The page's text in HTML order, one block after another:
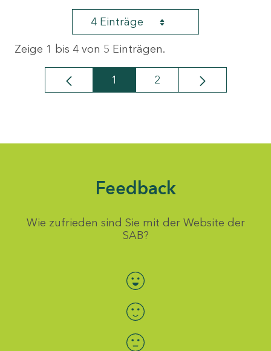
4 Einträge
Zeige 1 bis 4 von 5 Einträgen.
Seite
1 Seite
2
Feedback
Wie zufrieden sind Sie mit der Website der
SAB?
Bewertung auswählen